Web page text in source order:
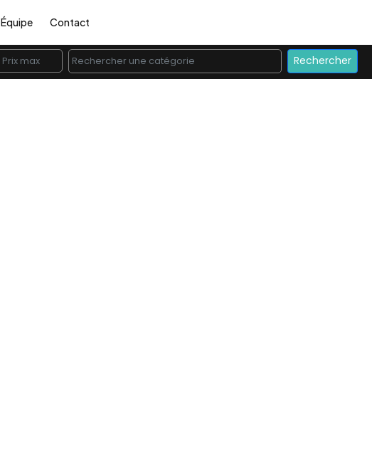
Équipe Contact
Rechercher une catégorie